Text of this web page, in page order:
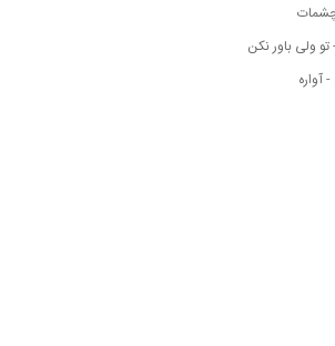
ولی باور نکن
آواره